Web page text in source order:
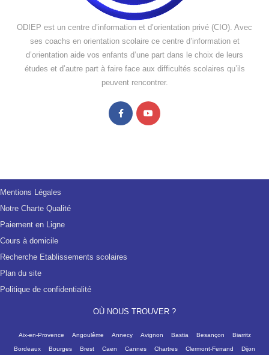
ODIEP est un centre d’information et d’orientation privé (CIO). Avec
ses coachs en orientation scolaire ce centre d’information et
d’orientation aide vos enfants d’une part dans le choix de leurs
études et d’autre part à faire face aux difficultés scolaires qu’ils
peuvent rencontrer.
Mentions Légales
Notre Charte Qualité
Paiement en Ligne
Cours à domicile
Recherche Etablissements scolaires
Plan du site
Politique de confidentialité
OÙ NOUS TROUVER ?
Aix-en-Provence Angoulême Annecy Avignon Bastia Besançon Biarritz
Bordeaux Bourges Brest Caen Cannes Chartres Clermont-Ferrand Dijon